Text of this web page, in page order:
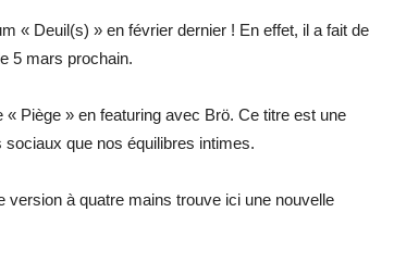
« Deuil(s) » en février dernier ! En effet, il a fait de
5 mars prochain.
Piège » en featuring avec Brö. Ce titre est une
que nos équilibres intimes.
à quatre mains trouve ici une nouvelle